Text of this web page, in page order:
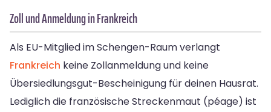
Zoll und Anmeldung in Frankreich
Als EU-Mitglied im Schengen-Raum verlangt
Frankreich keine Zollanmeldung und keine
Übersiedlungsgut-Bescheinigung für deinen Hausrat.
Lediglich die französische Streckenmaut (péage) ist